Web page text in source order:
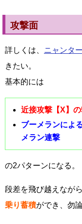
攻撃面
詳しくは、 ニャンタ
きたい。
基本的には
近接攻撃【X】
ブーメランによ
メラン連撃
の2パターンになる。
段差を飛び越えなが
乗り蓄積ができ、勿